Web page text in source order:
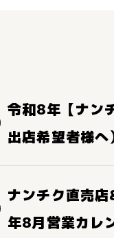
令和8年【ナン
出店希望者様
ナンチク直売
年8月営業カレ